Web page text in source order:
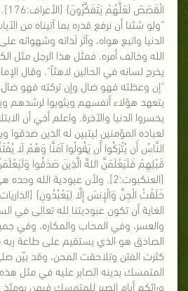
"ولو شئنا أن نرفع قدره بما آتيناه من
الدنيا واتبع هواه، وآثر لَذاته وشهواته
الله وخالف أمره. فمثل هذا الرجل مثل
يخرج لسانه في الحالين لاهثاً". وقال
"إن وعظته فهو ضال وإن تركته فهو
يتعهد هؤلاء أنفسهم ويثوبوا لرشدهم
يخسروا الدنيا والآخرة. واعلم أخي أن
لعباده المؤمنين ليتبين له الذين
النَّاسُ أَن يُتْرَكُوا أَن يَقُولُوا آمَنَّا وَهُمْ لَا
قَبْلِهِمْ فَلَيَعْلَمَنَّ اللهَُّ الَّذِينَ صَدَقُوا
[العنكبوت:2]. ولأن عبودية الله
الغاية أن تكون عبوديتنا لله تعالى في
والعسر، وفي المحاب والمكاره، وفي
الصادق هو الذي يستقيم على طاعة ربه
كثرت الفتن وتلاحقت المحن، وقد بيّن
المتمسك بدينه الصابر عليه في مثل
ورائكم أيام الصبر للمتمسك فيهن يومئذ